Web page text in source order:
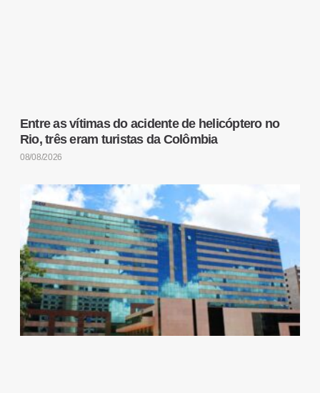
Entre as vítimas do acidente de helicóptero no
Rio, três eram turistas da Colômbia
08/08/2026